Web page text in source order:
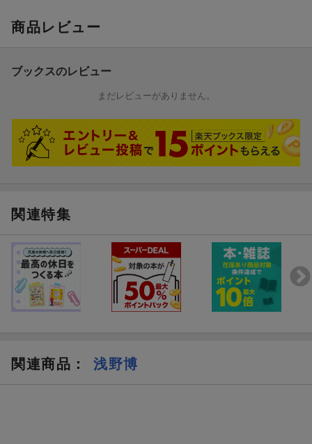
商品レビュー
ブックスのレビュー
まだレビューがありません。
関連特集
関連商品 ： 浅野博